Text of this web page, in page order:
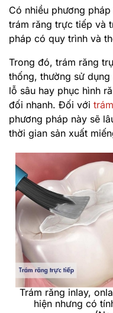
Có nhiều phương
trám răng trực tiếp và
pháp có quy trình và
Trong đó, trám răng
thống, thường sử dụng
lỗ sâu hay phục hình
đối nhanh. Đối với
phương pháp này sẽ
thời gian sản xuất
Trám răng inlay,
hiện nhưng có